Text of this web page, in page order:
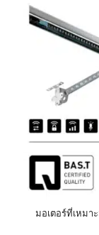
มอเตอร์ที่เหมา